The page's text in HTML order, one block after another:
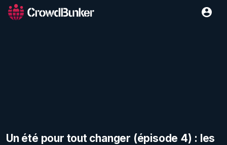
Un été pour tout changer (épisode 4) : les